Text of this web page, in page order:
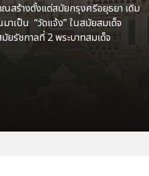
ณสร้างตั้งแต่สมัยกรุงศรีอยุธยา เดิม
มาเป็น “วัดแจ้ง” ในสมัยสมเด็จ
ยรัชกาลที่ 2 พระบาทสมเด็จ